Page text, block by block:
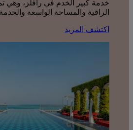
خدمة كبير الخدم في رافلز، وهي
الراقية والمساحة الواسعة
اكتشف المزيد